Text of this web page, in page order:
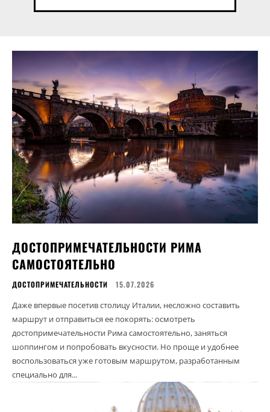
ДОСТОПРИМЕЧАТЕЛЬНОСТИ РИМА
САМОСТОЯТЕЛЬНО
ДОСТОПРИМЕЧАТЕЛЬНОСТИ 15.07.2026
Даже впервые посетив столицу Италии, несложно составить
маршрут и отправиться ее покорять: осмотреть
достопримечательности Рима самостоятельно, заняться
шоппингом и попробовать вкусности. Но проще и удобнее
воспользоваться уже готовым маршрутом, разработанным
специально для...